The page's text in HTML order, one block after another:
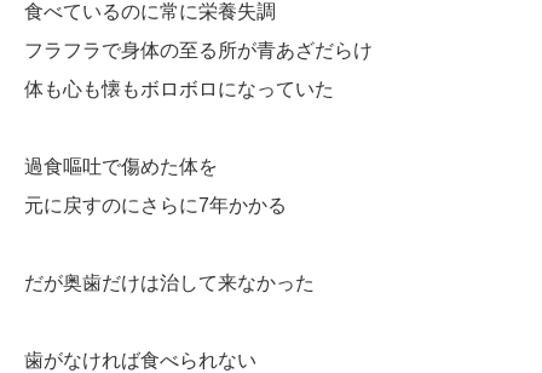
食べているのに常に栄養失調
フラフラで身体の至る所が青あざだらけ
体も心も懐もボロボロになっていた
過食嘔吐で傷めた体を
元に戻すのにさらに7年かかる
だが奥歯だけは治して来なかった
歯がなければ食べられない